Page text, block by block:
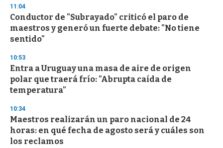
d
s
11:04
Conductor de "Subrayado" criticó el paro de
maestros y generó un fuerte debate: "No tiene
sentido"
10:53
Entra a Uruguay una masa de aire de origen
polar que traerá frío: "Abrupta caída de
temperatura"
10:34
Maestros realizarán un paro nacional de 24
horas: en qué fecha de agosto será y cuáles son
los reclamos